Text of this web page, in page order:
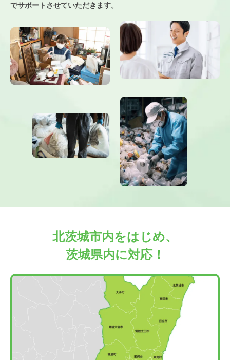
でサポートさせていただきます。
北茨城市内をはじめ、
茨城県内に対応！